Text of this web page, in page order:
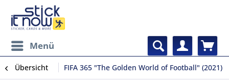
Menü
Übersicht FIFA 365 "The Golden World of Football" (2021)